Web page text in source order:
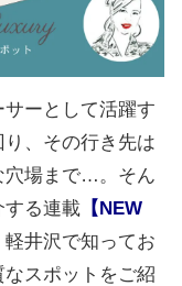
ーとして活躍す
、その行き先は
穴場まで…。そん
する連載【NEW
軽井沢で知ってお
スポットをご紹